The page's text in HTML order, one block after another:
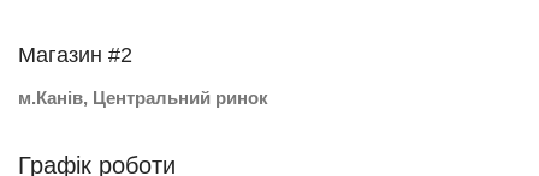
Магазин #2
м.Канів, Центральний ринок
Графік роботи